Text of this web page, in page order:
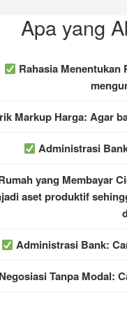
Apa yang
Rahasia Menentukan
Markup Harga: Agar
Administrasi
yang Membayar
aset produktif
Administrasi Bank:
Negosiasi Tanpa Modal: